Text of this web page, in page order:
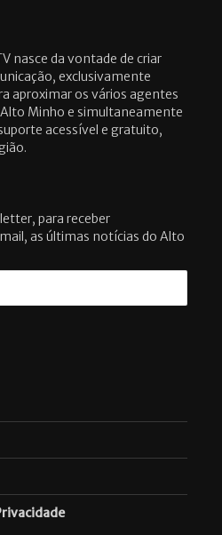
nasce da vontade de criar
exclusivamente
aproximar os vários agentes
Minho e simultaneamente
acessível e gratuito,
para receber
as últimas notícias do Alto